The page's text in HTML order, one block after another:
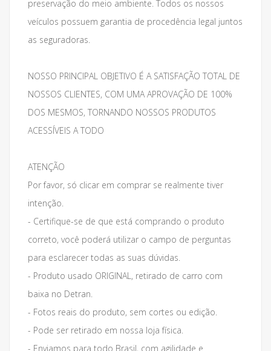
preservação do meio ambiente. Todos os nossos
veículos possuem garantia de procedência legal juntos
as seguradoras.
NOSSO PRINCIPAL OBJETIVO É A SATISFAÇÃO TOTAL DE
NOSSOS CLIENTES, COM UMA APROVAÇÃO DE 100%
DOS MESMOS, TORNANDO NOSSOS PRODUTOS
ACESSÍVEIS A TODO
ATENÇÃO
Por favor, só clicar em comprar se realmente tiver
intenção.
- Certifique-se de que está comprando o produto
correto, você poderá utilizar o campo de perguntas
para esclarecer todas as suas dúvidas.
- Produto usado ORIGINAL, retirado de carro com
baixa no Detran.
- Fotos reais do produto, sem cortes ou edição.
- Pode ser retirado em nossa loja física.
- Enviamos para todo Brasil, com agilidade e